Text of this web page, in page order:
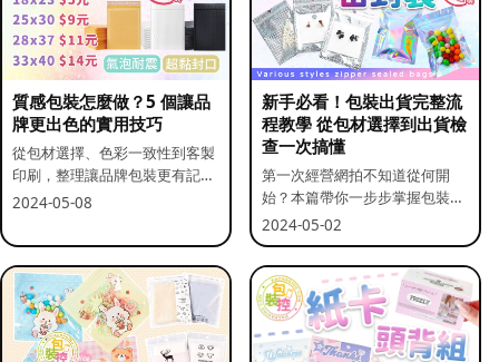
質感包裝怎麼做？5 個讓品
牌更出色的實用技巧
從包材選擇、色彩一致性到客製
印刷，整理讓品牌包裝更有記憶
點的實用做法。
2024-05-08
新手必看！包裝出貨完整流
程教學 從包材選擇到出貨檢
查一次搞懂
第一次經營網拍不知道從何開
始？本篇帶你一步步掌握包裝流
程與出貨前檢查重點。
2024-05-02